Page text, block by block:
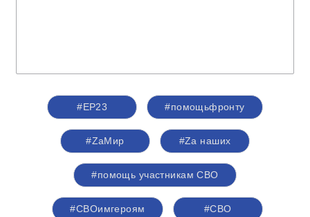
#ЕР23 #помощьфронту
#ZаМир #Zа наших
#помощь участникам СВО
#СВОимгероям #СВО